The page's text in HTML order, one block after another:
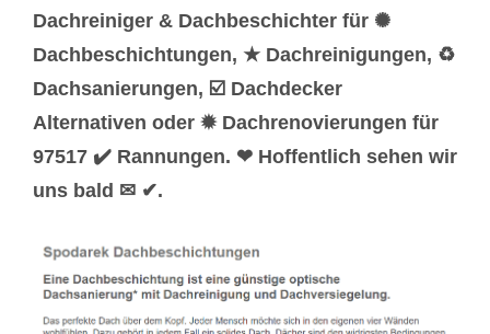
Dachreiniger & Dachbeschichter für ✺
Dachbeschichtungen, ★ Dachreinigungen, ♻
Dachsanierungen, ☑️ Dachdecker
Alternativen oder ✹ Dachrenovierungen für
97517 ✔️ Rannungen. ❤ Hoffentlich sehen wir
uns bald ✉ ✔.